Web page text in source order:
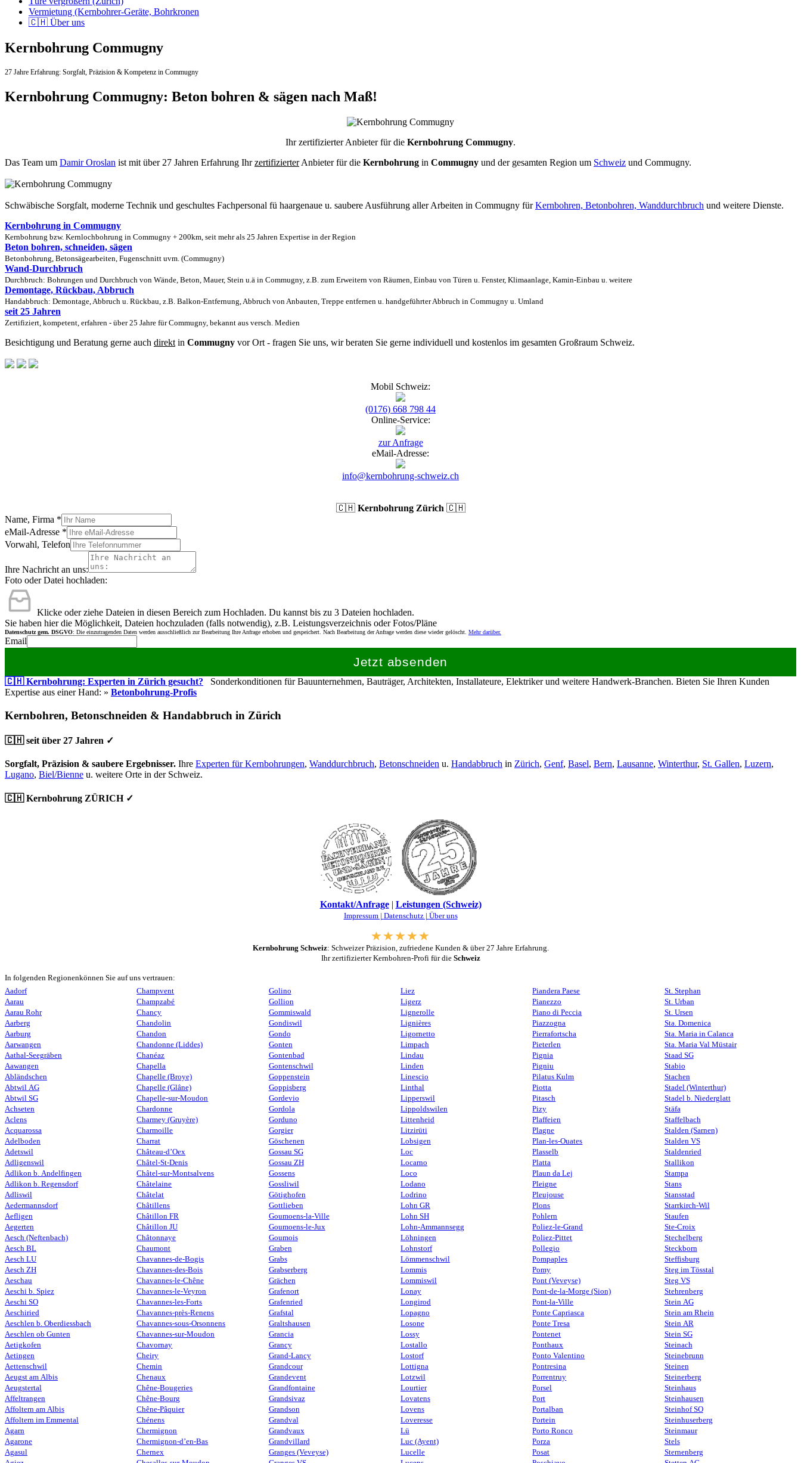
Vermietung (Kernbohrer-Geräte, Bohrkronen
🇨🇭 Über uns
Kernbohrung Commugny
27 Jahre Erfahrung: Sorgfalt, Präzision & Kompetenz in Commugny
Kernbohrung Commugny: Beton bohren & sägen nach Maß!
Ihr zertifizierter Anbieter für die Kernbohrung Commugny.
Das Team um Damir Oroslan ist mit über 27 Jahren Erfahrung IhrzertifizierterAnbieter für die Kernbohrung in Commugny und der gesamten Region um Schweiz und Commugny.
Schwäbische Sorgfalt, moderne Technik und geschultes Fachpersonal fü haargenaue u. saubere Ausführung aller Arbeiten in Commugny fürKernbohren, Betonbohren, Wanddurchbruch und weitere Dienste.
Kernbohrung in Commugny
Kernbohrung bzw. Kernlochbohrung in Commugny + 200km, seit mehr als 25 Jahren Expertise in der Region
Beton bohren, schneiden, sägen
Betonbohrung, Betonsägearbeiten, Fugenschnitt uvm. (Commugny)
Wand-Durchbruch
Durchbruch: Bohrungen und Durchbruch von Wände, Beton, Mauer, Stein u.ä in Commugny, z.B. zum Erweitern von Räumen, Einbau von Türen u. Fenster, Klimaanlage, Kamin-Einbau u. weitere
Demontage, Rückbau, Abbruch
Handabbruch: Demontage, Abbruch u. Rückbau, z.B. Balkon-Entfernung, Abbruch von Anbauten, Treppe entfernen u. handgeführter Abbruch in Commugny u. Umland
seit 25 Jahren
Zertifiziert, kompetent, erfahren - über 25 Jahre für Commugny, bekannt aus versch. Medien
Besichtigung und Beratung gerne auch direkt in Commugny vor Ort - fragen Sie uns, wir beraten Sie gerne individuell und kostenlos im gesamten Großraum Schweiz.
Mobil Schweiz:
(0176) 668 798 44
Online-Service:
zur Anfrage
eMail-Adresse:
info@kernbohrung-schweiz.ch
🇨🇭 Kernbohrung Zürich 🇨🇭
Name, Firma *
eMail-Adresse *
Vorwahl, Telefon
Ihre Nachricht an uns:
Foto oder Datei hochladen:
Klicke oder ziehe Dateien in diesen Bereich zum Hochladen. Du kannst bis zu 3 Dateien hochladen.
Sie haben hier die Möglichkeit, Dateien hochzuladen (falls notwendig), z.B. Leistungsverzeichnis oder Fotos/Pläne
Datenschutz gem. DSGVO: Die einzutragenden Daten werden ausschließlich zur Bearbeitung Ihre Anfrage erhoben und gespeichert. Nach Bearbeitung der Anfrage werden diese wieder gelöscht. Mehr darüber.
Email
Jetzt absenden
🇨🇭 Kernbohrung: Experten in Zürich gesucht? Sonderkonditionen für Bauunternehmen, Bauträger, Architekten, Installateure, Elektriker und weitere Handwerk-Branchen. Bieten Sie Ihren Kunden
Expertise aus einer Hand: » Betonbohrung-Profis
Kernbohren, Betonschneiden & Handabbruch in Zürich
🇨🇭 seit über 27 Jahren ✓
Sorgfalt, Präzision & saubere Ergebnisser. Ihre Experten für Kernbohrungen, Wanddurchbruch, Betonschneiden u. Handabbruch in Zürich, Genf, Basel, Bern, Lausanne, Winterthur, St. Gallen, Luzern,
Lugano, Biel/Bienne u. weitere Orte in der Schweiz.
🇨🇭 Kernbohrung ZÜRICH ✓
Kontakt/Anfrage| Leistungen (Schweiz)
Impressum | Datenschutz | Über uns
Kernbohrung Schweiz: Schweizer Präzision, zufriedene Kunden & über 27 Jahre Erfahrung.
Ihr zertifizierter Kernbohren-Profi für die Schweiz
In folgenden Regionenkönnen Sie auf uns vertrauen:
Aadorf
Aarau
Aarau Rohr
Aarberg
Aarburg
Aarwangen
Aathal-Seegräben
Aawangen
Abländschen
Abtwil AG
Abtwil SG
Achseten
Aclens
Acquarossa
Adelboden
Adetswil
Adligenswil
Adlikon b. Andelfingen
Adlikon b. Regensdorf
Adliswil
Aedermannsdorf
Aefligen
Aegerten
Aesch (Neftenbach)
Aesch BL
Aesch LU
Aesch ZH
Aeschau
Aeschi b. Spiez
Aeschi SO
Aeschiried
Aeschlen b. Oberdiessbach
Aeschlen ob Gunten
Aetigkofen
Aetingen
Aettenschwil
Aeugst am Albis
Aeugstertal
Affeltrangen
Affoltern am Albis
Affoltern im Emmental
Agarn
Agarone
Agasul
Champvent
Champzabé
Chancy
Chandolin
Chandon
Chandonne (Liddes)
Chanéaz
Chapella
Chapelle (Broye)
Chapelle (Glâne)
Chapelle-sur-Moudon
Chardonne
Charmey (Gruyère)
Charmoille
Charrat
Château-d’Oex
Châtel-St-Denis
Châtel-sur-Montsalvens
Châtelaine
Châtelat
Châtillens
Châtillon FR
Châtillon JU
Châtonnaye
Chaumont
Chavannes-de-Bogis
Chavannes-des-Bois
Chavannes-le-Chêne
Chavannes-le-Veyron
Chavannes-les-Forts
Chavannes-près-Renens
Chavannes-sous-Orsonnens
Chavannes-sur-Moudon
Chavornay
Cheiry
Chemin
Chenaux
Chêne-Bougeries
Chêne-Bourg
Chêne-Pâquier
Chénens
Chermignon
Chermignon-d’en-Bas
Chernex
Golino
Gollion
Gommiswald
Gondiswil
Gondo
Gonten
Gontenbad
Gontenschwil
Goppenstein
Goppisberg
Gordevio
Gordola
Gorduno
Gorgier
Göschenen
Gossau SG
Gossau ZH
Gossens
Gossliwil
Götighofen
Gottlieben
Goumoens-la-Ville
Goumoens-le-Jux
Goumois
Graben
Grabs
Grabserberg
Grächen
Grafenort
Grafenried
Grafstal
Graltshausen
Grancia
Grancy
Grand-Lancy
Grandcour
Grandevent
Grandfontaine
Grandsivaz
Grandson
Grandval
Grandvaux
Grandvillard
Granges (Veveyse)
Liez
Ligerz
Lignerolle
Lignières
Ligornetto
Limpach
Lindau
Linden
Linescio
Linthal
Lipperswil
Lippoldswilen
Littenheid
Litzirüti
Lobsigen
Loc
Locarno
Loco
Lodano
Lodrino
Lohn GR
Lohn SH
Lohn-Ammannsegg
Löhningen
Lohnstorf
Lömmenschwil
Lommis
Lommiswil
Lonay
Longirod
Lopagno
Losone
Lossy
Lostallo
Lostorf
Lottigna
Lotzwil
Lourtier
Lovatens
Lovens
Loveresse
Lü
Luc (Ayent)
Lucelle
Piandera Paese
Pianezzo
Piano di Peccia
Piazzogna
Pierrafortscha
Pieterlen
Pignia
Pigniu
Pilatus Kulm
Piotta
Pitasch
Pizy
Plaffeien
Plagne
Plan-les-Ouates
Plasselb
Platta
Plaun da Lej
Pleigne
Pleujouse
Plons
Pohlern
Poliez-le-Grand
Poliez-Pittet
Pollegio
Pompaples
Pomy
Pont (Veveyse)
Pont-de-la-Morge (Sion)
Pont-la-Ville
Ponte Capriasca
Ponte Tresa
Pontenet
Ponthaux
Ponto Valentino
Pontresina
Porrentruy
Porsel
Port
Portalban
Portein
Porto Ronco
Porza
Posat
St. Stephan
St. Urban
St. Ursen
Sta. Domenica
Sta. Maria in Calanca
Sta. Maria Val Müstair
Staad SG
Stabio
Stachen
Stadel (Winterthur)
Stadel b. Niederglatt
Stäfa
Staffelbach
Stalden (Sarnen)
Stalden VS
Staldenried
Stallikon
Stampa
Stans
Stansstad
Starrkirch-Wil
Staufen
Ste-Croix
Stechelberg
Steckborn
Steffisburg
Steg im Tösstal
Steg VS
Stehrenberg
Stein AG
Stein am Rhein
Stein AR
Stein SG
Steinach
Steinebrunn
Steinen
Steinerberg
Steinhaus
Steinhausen
Steinhof SO
Steinhuserberg
Steinmaur
Stels
Sternenberg